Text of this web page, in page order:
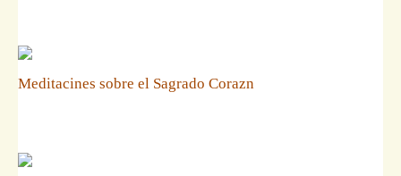
Meditacines sobre el Sagrado Corazn